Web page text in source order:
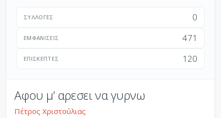
ΣΥΛΛΟΓΈΣ 0
ΕΜΦΑΝΊΣΕΙΣ 471
ΕΠΙΣΚΈΠΤΕΣ 120
Αφου μ’ αρεσει να γυρνω
Πέτρος Χριστούλιας